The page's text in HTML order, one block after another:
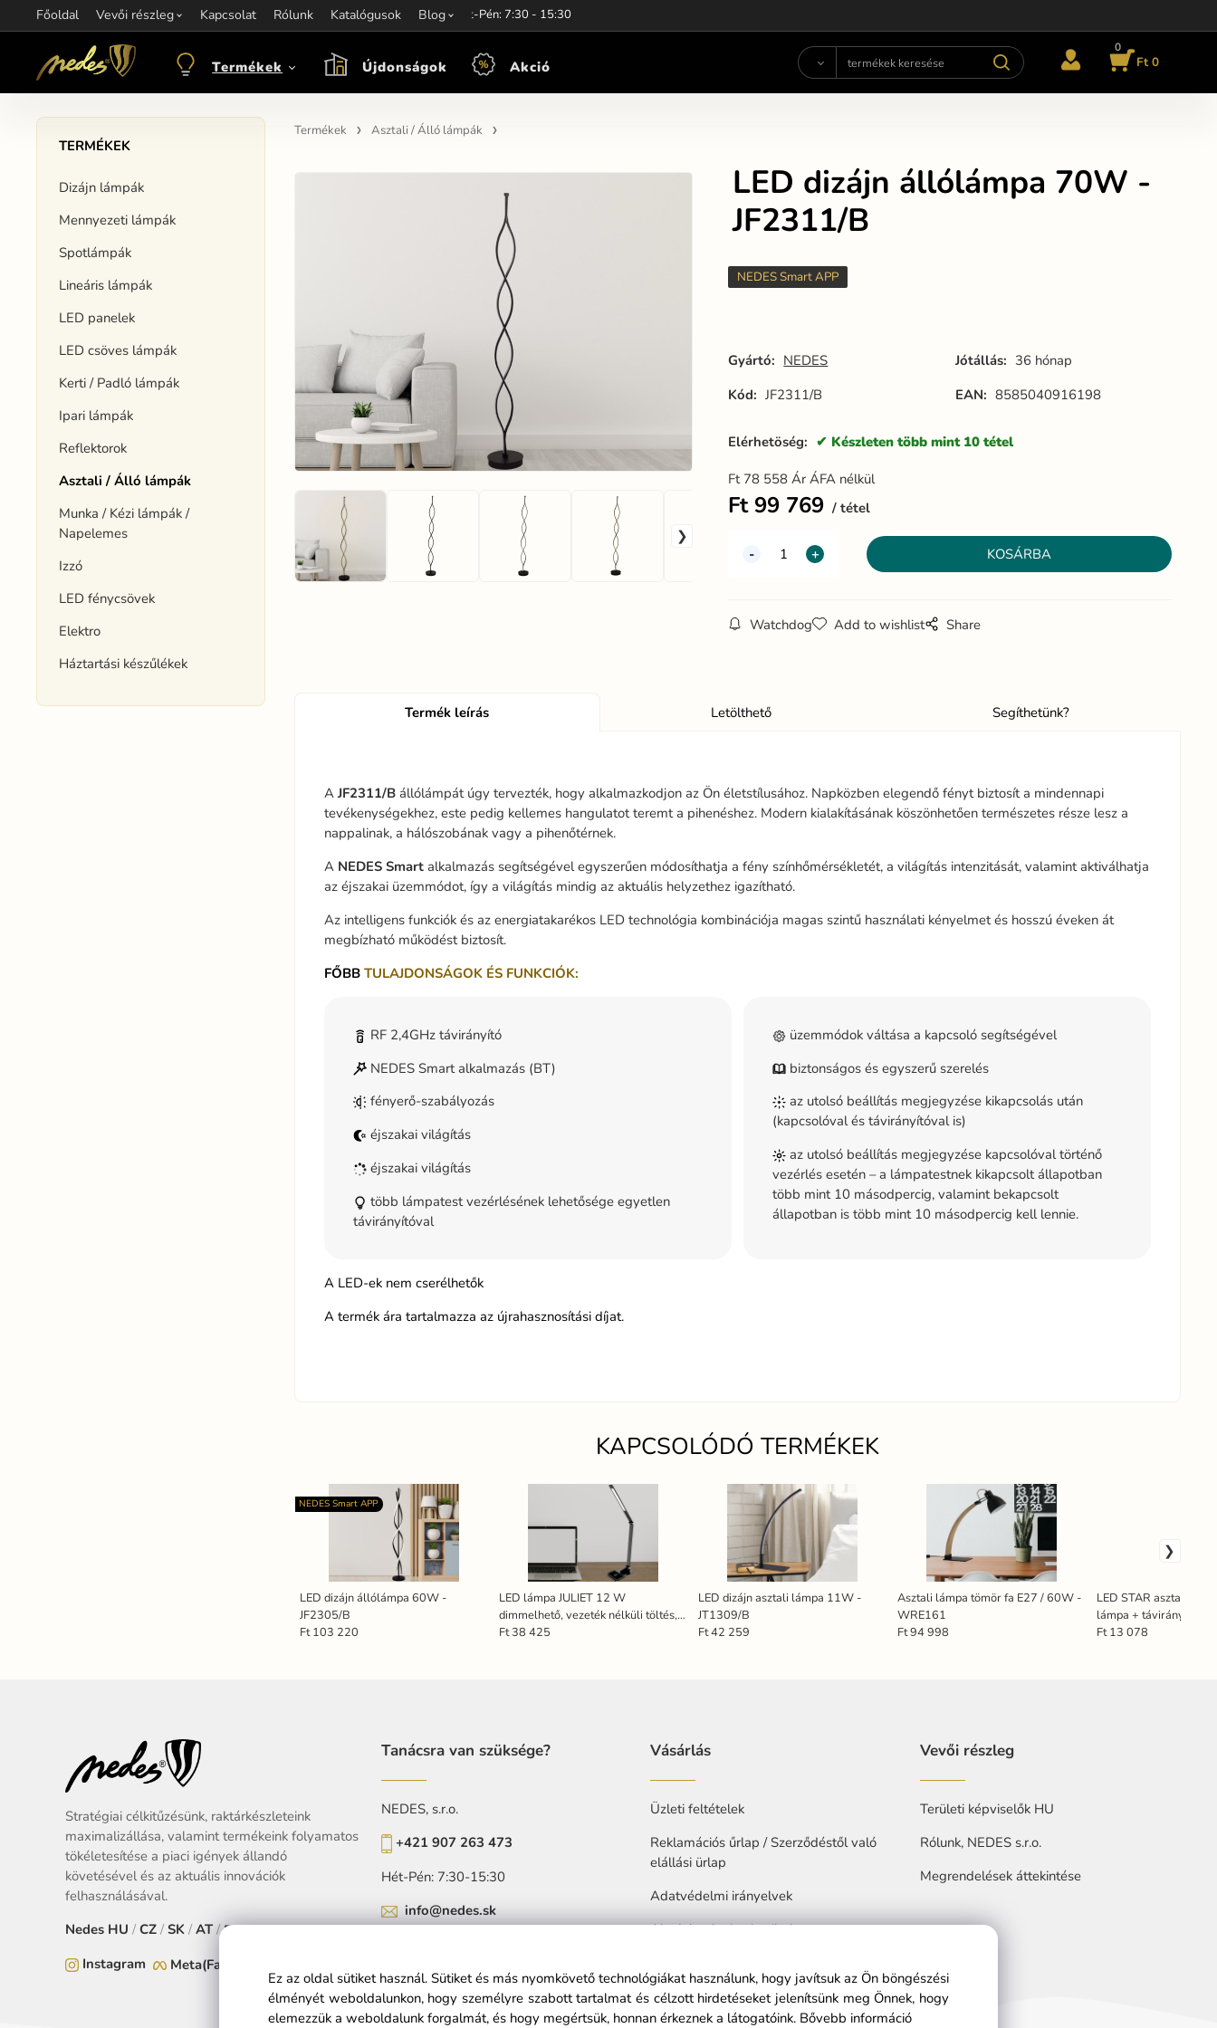
Főoldal Vevői részleg Kapcsolat Rólunk Katalógusok Blog
Információ:objednavkacz@nedes.sk Kapcsolat:+421 907 263 473Munkaidő: Hét-Pén: 7:30 - 15:30
Termékek Újdonságok Akció
0
Ft 0
TERMÉKEK
Dizájn lámpák
Mennyezeti lámpák
Spotlámpák
Lineáris lámpák
LED panelek
LED csöves lámpák
Kerti / Padló lámpák
Ipari lámpák
Reflektorok
Asztali / Álló lámpák
Munka / Kézi lámpák /
Napelemes
Izzó
LED fénycsövek
Elektro
Háztartási készűlékek
Termékek Asztali / Álló lámpák
LED dizájn állólámpa 70W -
JF2311/B
NEDES Smart APP
Gyártó: NEDES Jótállás: 36 hónap
Kód: JF2311/B EAN: 8585040916198
Elérhetöség: Készleten több mint 10 tétel
Ft 78 558 Ár ÁFA nélkül
Ft 99 769 tétel
Watchdog Add to wishlist Share
Termék leírás Letölthető Segíthetünk?
A JF2311/Bállólámpát úgy tervezték, hogy alkalmazkodjon az Ön életstílusához. Napközben elegendő fényt biztosít a mindennapi
tevékenységekhez, este pedig kellemes hangulatot teremt a pihenéshez. Modern kialakításának köszönhetően természetes része lesz a
nappalinak, a hálószobának vagy a pihenőtérnek.
A NEDES Smartalkalmazás segítségével egyszerűen módosíthatja a fény színhőmérsékletét, a világítás intenzitását, valamint aktiválhatja
az éjszakai üzemmódot, így a világítás mindig az aktuális helyzethez igazítható.
Az intelligens funkciók és az energiatakarékos LED technológia kombinációja magas szintű használati kényelmet és hosszú éveken át
megbízható működést biztosít.
FŐBBTULAJDONSÁGOK ÉS FUNKCIÓK:
RF 2,4GHz távirányító
NEDES Smart alkalmazás (BT)
fényerő-szabályozás
éjszakai világítás
éjszakai világítás
több lámpatest vezérlésének lehetősége egyetlen
távirányítóval
üzemmódok váltása a kapcsoló segítségével
biztonságos és egyszerű szerelés
az utolsó beállítás megjegyzése kikapcsolás után
(kapcsolóval és távirányítóval is)
az utolsó beállítás megjegyzése kapcsolóval történő
vezérlés esetén – a lámpatestnek kikapcsolt állapotban
több mint 10 másodpercig, valamint bekapcsolt
állapotban is több mint 10 másodpercig kell lennie.
A LED-ek nem cserélhetők
A termék ára tartalmazza az újrahasznosítási díjat.
KAPCSOLÓDÓ TERMÉKEK
LED dizájn állólámpa 60W -
JF2305/B
NEDES Smart APP
Ft 103 220
LED lámpa JULIET 12 W
dimmelhető, vezeték nélküli töltés,
időzítő, USB - DL5303/B
Ft 38 425
LED dizájn asztali lámpa 11W -
JT1309/B
Ft 42 259
Asztali lámpa tömör fa E27 / 60W -
WRE161
Ft 94 998
LED STAR asztali
lámpa +
RGBIC+W - DL6402
Ft 13 078
Stratégiai célkitűzésünk, raktárkészleteink
maximalizállása, valamint termékeink folyamatos
tökéletesítése a piaci igények állandó
követésével és az aktuális innovációk
felhasználásával.
Nedes HU /CZ /SK / AT/EU
Instagram
Meta(Facebook)
Tanácsra van szüksége?
NEDES, s.r.o.
+421 907 263 473
Hét-Pén: 7:30-15:30
info@nedes.sk
Vásárlás
Üzleti feltételek
Reklamációs űrlap / Szerződéstől való
elállási ürlap
Adatvédelmi irányelvek
Akadalytalanitasi nyilatkozat
Vevői részleg
Területi képviselők HU
Rólunk, NEDES s.r.o.
Megrendelések áttekintése
Ez az oldal sütiket használ. Sütiket és más nyomkövető technológiákat használunk, hogy javítsuk az Ön böngészési
élményét weboldalunkon, hogy személyre szabott tartalmat és célzott hirdetéseket jelenítsünk meg Önnek, hogy
elemezzük a weboldalunk forgalmát, és hogy megértsük, honnan érkeznek a látogatóink. Bővebb információ